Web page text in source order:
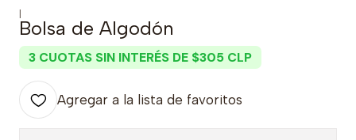
|
Bolsa de Algodón
3 CUOTAS SIN INTERÉS DE $305 CLP
Agregar a la lista de favoritos